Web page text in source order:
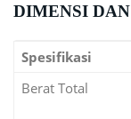
DIMENSI
Spesifikasi
Berat Total